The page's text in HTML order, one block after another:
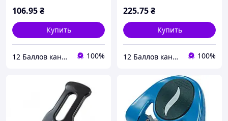
106.95₴
Купить
12 Баллов канцтовары оптом и в розницу 100%
225.75₴
Купить
12 Баллов канцтовары оптом и в розницу 100%